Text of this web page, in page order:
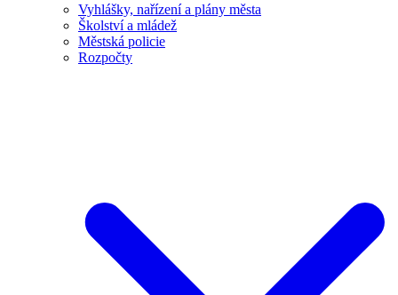
Vyhlášky, nařízení a plány města
Školství a mládež
Městská policie
Rozpočty